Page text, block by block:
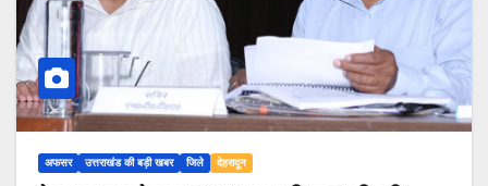
अफसर उत्तराखंड की बड़ी खबर जिले देहरादून